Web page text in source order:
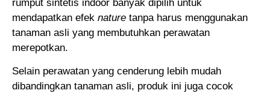
rumput sintetis indoor banyak dipilih untuk
mendapatkan efek nature tanpa harus menggunakan
tanaman asli yang membutuhkan perawatan
merepotkan.
Selain perawatan yang cenderung lebih mudah
dibandingkan tanaman asli, produk ini juga cocok